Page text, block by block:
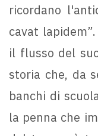
ricordano
cavat
il flusso del
storia che, da
banchi di
la penna che